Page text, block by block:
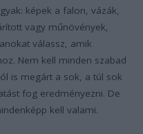
képek a falon, vázák,
vagy műnövények,
válassz, amik
Nem kell minden szabad
is megárt a sok, a túl sok
fog eredményezni. De
kell valami.